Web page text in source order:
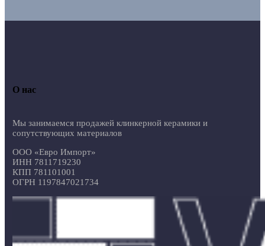
О нас
Мы занимаемся продажей клинкерной керамики и
сопутствующих материалов
ООО «Евро Импорт»
ИНН 7811719230
КПП 781101001
ОГРН 1197847021734